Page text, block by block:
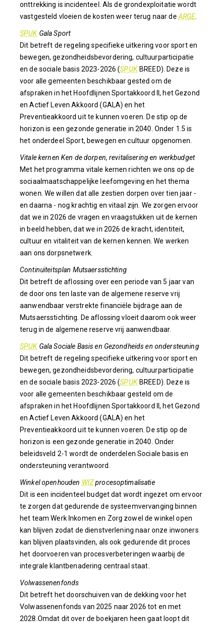
onttrekking is incidenteel. Als de grondexploitatie wordt
vastgesteld vloeien de kosten weer terug naar de ARGE.
SPUK Gala Sport
Dit betreft de regeling specifieke uitkering voor sport en
bewegen, gezondheidsbevordering, cultuurparticipatie
en de sociale basis 2023-2026 (SPUKBREED). Deze is
voor alle gemeenten beschikbaar gested om de
afspraken in het Hoofdlijnen Sportakkoord II, het Gezond
en Actief Leven Akkoord (GALA) en het
Preventieakkoord uit te kunnen voeren. De stip op de
horizon is een gezonde generatie in 2040. Onder 1.5 is
het onderdeel Sport, bewegen en cultuur opgenomen.
Vitale kernen Ken de dorpen, revitalisering en werkbudget
Met het programma vitale kernen richten we ons op de
sociaalmaatschappelijke leefomgeving en het thema
wonen. We willen dat alle zestien dorpen over tien jaar -
en daarna - nog krachtig en vitaal zijn. We zorgen ervoor
dat we in 2026 de vragen en vraagstukken uit de kernen
in beeld hebben, dat we in 2026 de kracht, identiteit,
cultuur en vitaliteit van de kernen kennen. We werken
aan ons dorpsnetwerk.
Continuïteitsplan Mutsaersstichting
Dit betreft de aflossing over een periode van 5 jaar van
de door ons ten laste van de algemene reserve vrij
aanwendbaar verstrekte financiële bijdrage aan de
Mutsaersstichting. De aflossing vloeit daarom ook weer
terug in de algemene reserve vrij aanwendbaar.
SPUK Gala Sociale Basis en Gezondheids en ondersteuning
Dit betreft de regeling specifieke uitkering voor sport en
bewegen, gezondheidsbevordering, cultuurparticipatie
en de sociale basis 2023-2026 (SPUKBREED). Deze is
voor alle gemeenten beschikbaar gesteld om de
afspraken in het Hoofdlijnen Sportakkoord II, het Gezond
en Actief Leven Akkoord (GALA) en het
Preventieakkoord uit te kunnen voeren. De stip op de
horizon is een gezonde generatie in 2040. Onder
beleidsveld 2-1 wordt de onderdelen Sociale basis en
ondersteuning verantwoord.
Winkel openhouden WIZprocesoptimalisatie
Dit is een incidenteel budget dat wordt ingezet om ervoor
te zorgen dat gedurende de systeemvervanging binnen
het team Werk Inkomen en Zorg zowel de winkel open
kan blijven zodat de dienstverlening naar onze inwoners
kan blijven plaatsvinden, als ook gedurende dit proces
het doorvoeren van procesverbeteringen waarbij de
integrale klantbenadering centraal staat.
Volwassenenfonds
Dit betreft het doorschuiven van de dekking voor het
Volwassenenfonds van 2025 naar 2026 tot en met
2028.Omdat dit over de boekjaren heen gaat loopt dit